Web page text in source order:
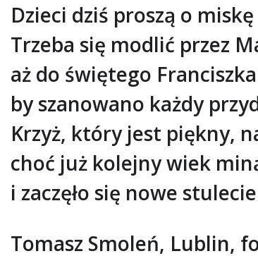
Dzieci dziś proszą o
Trzeba się modlić przez
aż do świętego
by szanowano każdy
Krzyż, który jest piękny,
choć już kolejny wiek
i zaczęło się nowe
Tomasz Smoleń, Lublin,